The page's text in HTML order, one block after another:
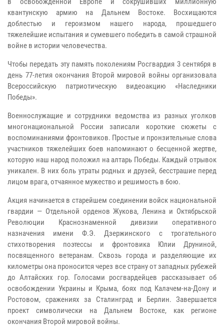
квантунскую армию на Дальнем Востоке. Восхищаются
доблестью и героизмом нашего народа, прошедшего
тяжелейшие испытания и сумевшего победить в самой страшной
войне в истории человечества.
Чтобы передать эту память поколениям Росгвардия 3 сентября в
день 77-летия окончания Второй мировой войны организовала
Всероссийскую патриотическую видеоакцию «Наследники
Победы».
Военнослужащие и сотрудники ведомства из разных уголков
многонациональной России записали короткие сюжеты с
воспоминаниями фронтовиков. Простые и пронзительные слова
участников тяжелейших боев напоминают о бесценной жертве,
которую наш народ положил на алтарь Победы. Каждый отрывок
уникален. В них боль утраты родных и друзей, бесстрашие перед
лицом врага, отчаянное мужество и решимость в бою.
Акция начинается в старейшем соединении войск национальной
гвардии — Отдельной орденов Жукова, Ленина и Октябрьской
Революции Краснознаменной дивизии оперативного
назначения имени Ф.Э. Дзержинского с трогательного
стихотворения поэтессы и фронтовика Юлии Друниной,
посвященного ветеранам. Сквозь города и разделяющие их
километры она проносится через все страну от западных рубежей
до Алтайских гор. Голосами росгвардейцев рассказывает об
освобождении Украины и Крыма, боях под Калачем-на-Дону и
Ростовом, сражениях за Сталинград и Берлин. Завершается
проект символически на Дальнем Востоке, как регионе
окончания Второй мировой войны.